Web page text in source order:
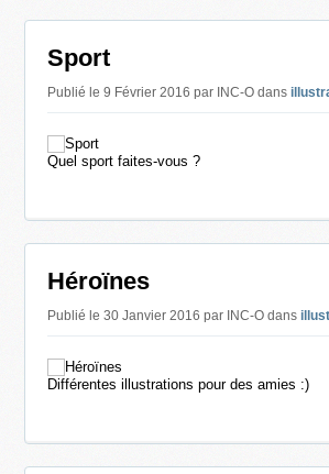
Sport
Publié le 9 Février 2016 par INC-O dans
Quel sport faites-vous ?
Héroïnes
Publié le 30 Janvier 2016 par INC-O dans
Différentes illustrations pour des amies :)